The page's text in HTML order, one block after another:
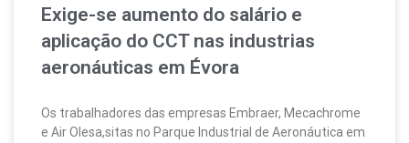
Exige-se aumento do salário e
aplicação do CCT nas industrias
aeronáuticas em Évora
Os trabalhadores das empresas Embraer, Mecachrome
e Air Olesa,sitas no Parque Industrial de Aeronáutica em